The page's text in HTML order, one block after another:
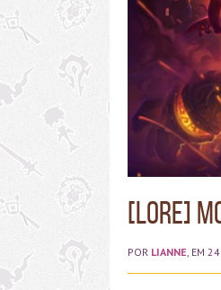
[Lore]
POR LIANNE, EM